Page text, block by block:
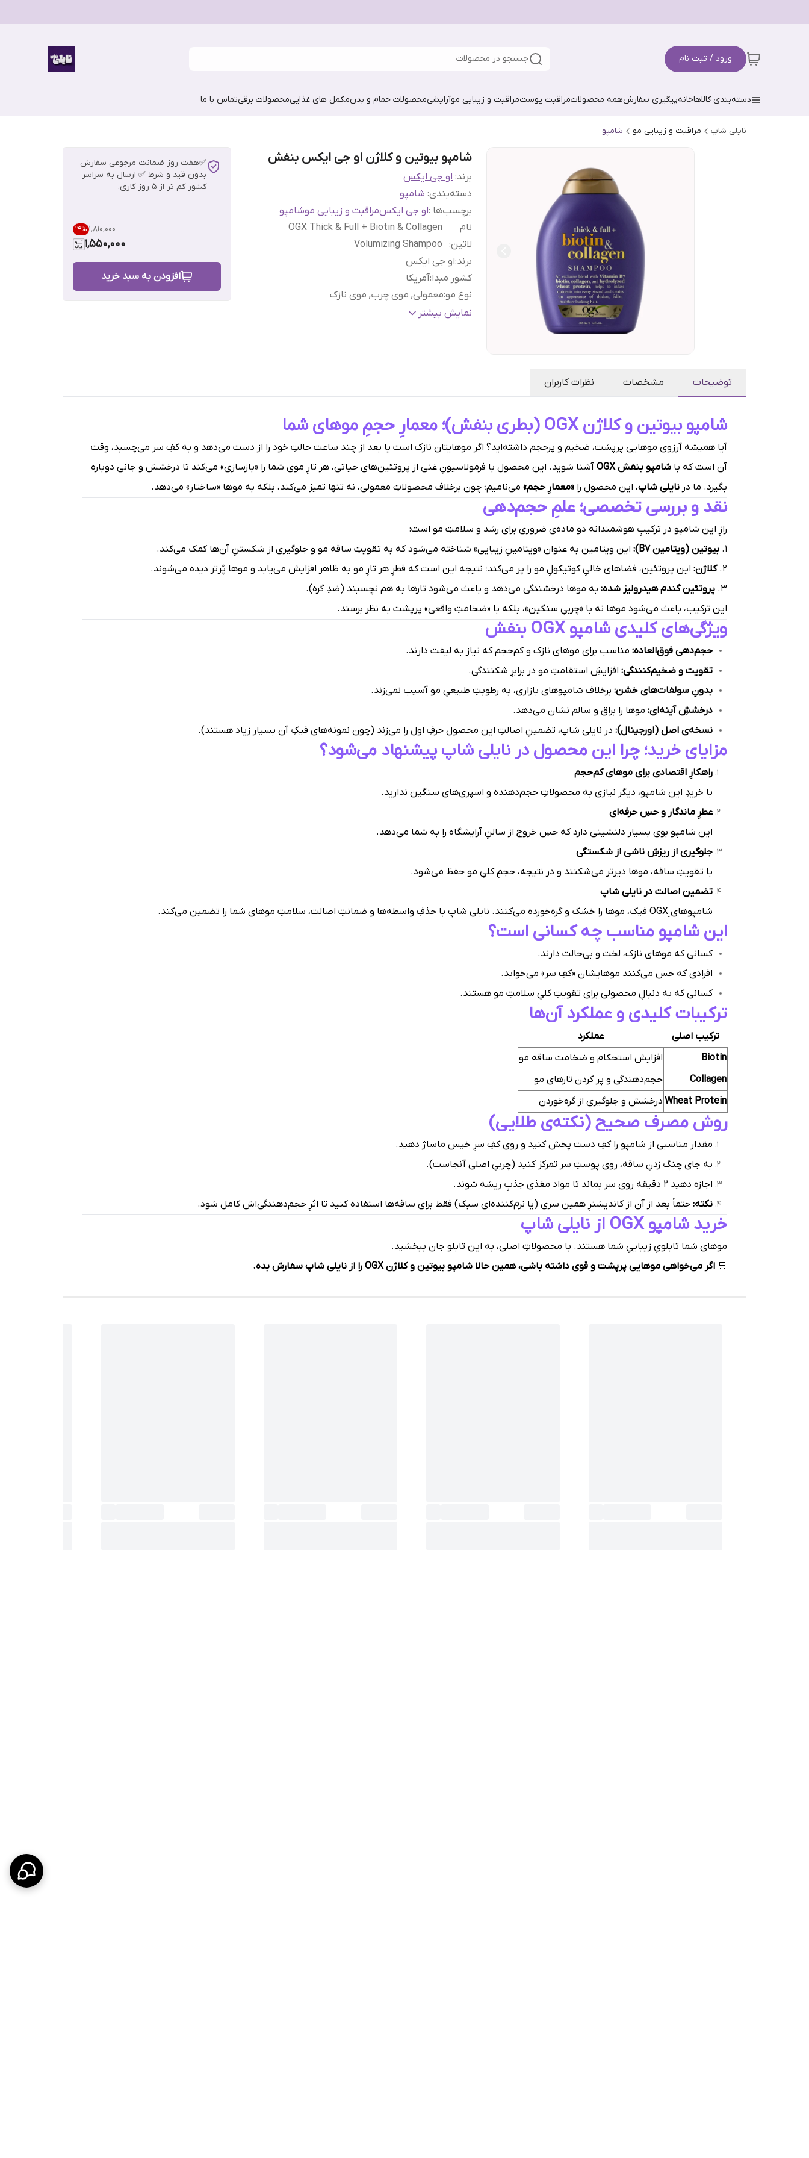
ورود / ثبت نام جستجو در محصولات
دسته‌بندی کالاهاخانهپیگیری سفارشهمه محصولاتمراقبت پوستمراقبت و زیبایی موآرایشیمحصولات حمام و بدنمکمل های غذاییمحصولات برقیتماس با ما
نایلی شاپ مراقبت و زیبایی مو شامپو
شامپو بیوتین و کلاژن او جی ایکس بنفش
برند: او جی ایکس
دسته‌بندی:شامپو
برچسب‌ها :او جی ایکسمراقبت و زیبایی موشامپو
نام
لاتین:
OGX Thick & Full + Biotin & Collagen
Volumizing Shampoo
برند:او جی ایکس
کشور مبدا:آمریکا
نوع مو:معمولی, موی چرب, موی نازک
بر اساس ویژگی:بدون سولفات
حجم:۳۸۵ میل
گارانتی و ضمانت
اصالت کالا:
بدون قید و شرط
نمایش بیشتر
✅هفت روز ضمانت مرجوعی سفارش
بدون قید و شرط ✅ ارسال به سراسر
کشور کم تر از 5 روز کاری.
۱٬۸۱۰٬۰۰۰ 14%
1,550,000
افزودن به سبد خرید
توضیحات مشخصات نظرات کاربران
شامپو بیوتین و کلاژن OGX (بطری بنفش)؛ معمارِ حجمِ موهای شما
آیا همیشه آرزوی موهایی پرپشت، ضخیم و پرحجم داشته‌اید؟ اگر موهایتان نازک است یا بعد از چند ساعت حالتِ خود را از دست می‌دهد و به کفِ سر می‌چسبد، وقت
آن است که با شامپو بنفش OGX
آشنا شوید. این محصول با فرمولاسیونِ غنی از پروتئین‌های حیاتی، هر تارِ موی شما را «بازسازی» می‌کند تا درخشش و جانی دوباره
بگیرد. ما در نایلی شاپ، این محصول را «معمارِ حجم» می‌نامیم؛ چون برخلاف محصولاتِ معمولی، نه تنها تمیز می‌کند، بلکه به موها «ساختار» می‌دهد.
نقد و بررسی تخصصی؛ علمِ حجم‌دهی
رازِ این شامپو در ترکیبِ هوشمندانه دو ماده‌ی ضروری برای رشد و سلامتِ مو است:
۱. بیوتین (ویتامین B7):
این ویتامین به عنوان «ویتامینِ زیبایی» شناخته می‌شود که به تقویتِ ساقه مو و جلوگیری از شکستنِ آن‌ها کمک می‌کند.
۲. کلاژن: این پروتئین، فضاهای خالیِ کوتیکولِ مو را پر می‌کند؛ نتیجه این است که قطرِ هر تارِ مو به ظاهر افزایش می‌یابد و موها پُرتر دیده می‌شوند.
۳. پروتئین گندم هیدرولیز شده: به موها درخشندگی می‌دهد و باعث می‌شود تارها به هم نچسبند (ضدِ گره).
این ترکیب، باعث می‌شود موها نه با «چربیِ سنگین»، بلکه با «ضخامتِ واقعی» پرپشت به نظر برسند.
ویژگی‌های کلیدی شامپو OGX بنفش
حجم‌دهی فوق‌العاده: مناسب برای موهای نازک و کم‌حجم که نیاز به لیفت دارند.
تقویت و ضخیم‌کنندگی: افزایشِ استقامتِ مو در برابرِ شکنندگی.
بدونِ سولفات‌های خشن: برخلاف شامپوهای بازاری، به رطوبتِ طبیعیِ مو آسیب نمی‌زند.
درخششِ آینه‌ای: موها را براق و سالم نشان می‌دهد.
نسخه‌ی اصل (اورجینال): در نایلی شاپ، تضمینِ اصالتِ این محصول حرفِ اول را می‌زند (چون نمونه‌های فیکِ آن بسیار زیاد هستند).
مزایای خرید؛ چرا این محصول در نایلی شاپ پیشنهاد می‌شود؟
راهکارِ اقتصادی برای موهای کم‌حجم
با خریدِ این شامپو، دیگر نیازی به محصولاتِ حجم‌دهنده و اسپری‌های سنگین ندارید.
عطرِ ماندگار و حسِ حرفه‌ای
این شامپو بوی بسیار دلنشینی دارد که حسِ خروج از سالنِ آرایشگاه را به شما می‌دهد.
جلوگیری از ریزشِ ناشی از شکستگی
با تقویتِ ساقه، موها دیرتر می‌شکنند و در نتیجه، حجمِ کلیِ مو حفظ می‌شود.
تضمین اصالت در نایلی شاپ
شامپوهای OGXِ فیک، موها را خشک و گره‌خورده می‌کنند. نایلی شاپ با حذفِ واسطه‌ها و ضمانتِ اصالت، سلامتِ موهای شما را تضمین می‌کند.
این شامپو مناسب چه کسانی است؟
کسانی که موهای نازک، لخت و بی‌حالت دارند.
افرادی که حس می‌کنند موهایشان «کفِ سر» می‌خوابد.
کسانی که به دنبالِ محصولی برای تقویتِ کلیِ سلامتِ مو هستند.
ترکیبات کلیدی و عملکرد آن‌ها
ترکیب اصلی
عملکرد
Biotin
افزایش استحکام و ضخامت ساقه مو
Collagen
حجم‌دهندگی و پر کردن تارهای مو
Wheat Protein درخشش و جلوگیری از گره‌خوردن
روش مصرف صحیح (نکته‌ی طلایی)
مقدار مناسبی از شامپو را کفِ دست پخش کنید و روی کفِ سرِ خیس ماساژ دهید.
به جای چنگ زدنِ ساقه، روی پوستِ سر تمرکز کنید (چربیِ اصلی آنجاست).
اجازه دهید ۲ دقیقه روی سر بماند تا مواد مغذی جذبِ ریشه شوند.
نکته: حتماً بعد از آن از کاندیشنرِ همین سری (یا نرم‌کننده‌ای سبک) فقط برای ساقه‌ها استفاده کنید تا اثرِ حجم‌دهندگی‌اش کامل شود.
خرید شامپو OGX از نایلی شاپ
موهای شما تابلویِ زیباییِ شما هستند. با محصولاتِ اصلی، به این تابلو جان ببخشید.
🛒 اگر می‌خواهی موهایی پرپشت و قوی داشته باشی، همین حالا شامپو بیوتین و کلاژن OGX را از نایلی شاپ سفارش بده.